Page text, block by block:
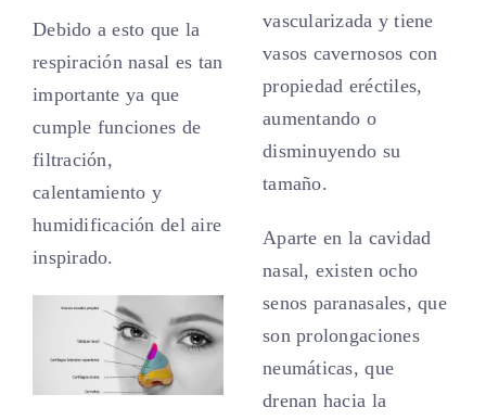
Debido a esto que la
respiración nasal es tan
importante ya que
cumple funciones de
filtración,
calentamiento y
humidificación del aire
inspirado.
vascularizada y tiene
vasos cavernosos con
propiedad eréctiles,
aumentando o
disminuyendo su
tamaño.
Aparte en la cavidad
nasal, existen ocho
senos paranasales, que
son prolongaciones
neumáticas, que
drenan hacia la